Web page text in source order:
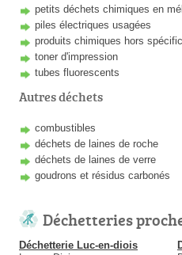
petits déchets chimiques en
piles électriques usagées
produits chimiques hors
toner d'impression
tubes fluorescents
Autres déchets
combustibles
déchets de laines de roche
déchets de laines de verre
goudrons et résidus carbonés
Déchetteries
Déchetterie Luc-en-diois